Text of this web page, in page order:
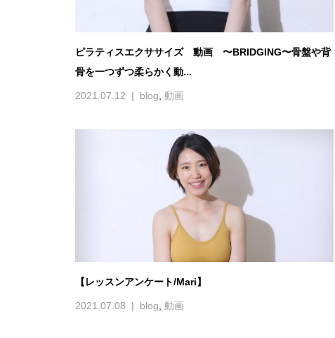
ピラティスエクササイズ 動画 〜BRIDGING〜骨盤や背
骨を一つずつ柔らかく動...
2021.07.12 blog 動画
【レッスンアンケート/Mari】
2021.07.08 blog 動画